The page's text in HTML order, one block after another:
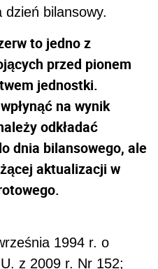
bilansowy.
to jedno z
przed pionem
jednostki.
na wynik
odkładać
dnia bilansowego, ale
aktualizacji w
1994 r. o
z 2009 r. Nr 152;